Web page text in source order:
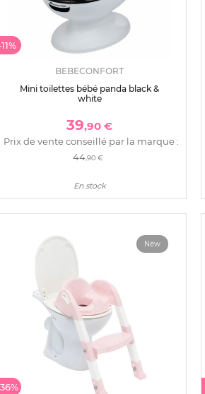
BEBECONFORT
Mini toilettes bébé panda black &
white
39,90 €
Prix de vente conseillé par la marque :
44,90 €
En stock
New